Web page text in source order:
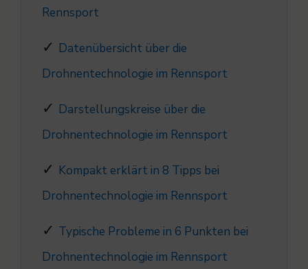
Rennsport
Datenübersicht über die
Drohnentechnologie im Rennsport
Darstellungskreise über die
Drohnentechnologie im Rennsport
Kompakt erklärt in 8 Tipps bei
Drohnentechnologie im Rennsport
Typische Probleme in 6 Punkten bei
Drohnentechnologie im Rennsport